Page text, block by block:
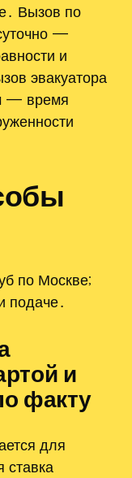
Вызов по
—
и
эвакуатора
— время
по Москве;
подаче․
и
факту
для